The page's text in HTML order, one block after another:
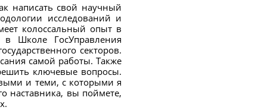
написать свой научный
исследований и
колоссальный опыт в
в Школе ГосУправления
секторов.
самой работы. Также
ключевые вопросы.
и теми, с которыми я
наставника, вы поймете,